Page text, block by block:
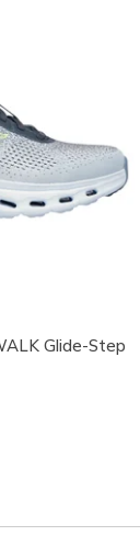
Glide-Step